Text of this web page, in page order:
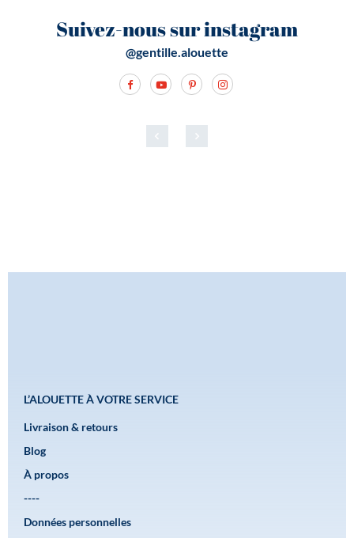
Suivez-nous sur instagram
@gentille.alouette
L’ALOUETTE À VOTRE SERVICE
Livraison & retours
Blog
À propos
----
Données personnelles